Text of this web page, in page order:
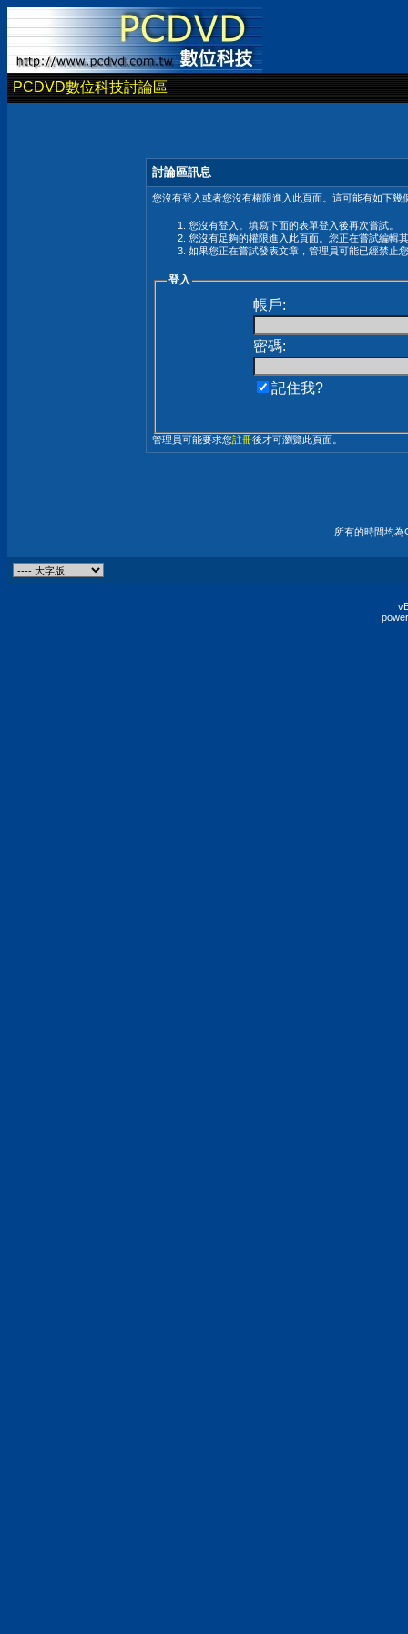
PCDVD數位科技討論區
討論區訊息
您沒有登入或者您沒有權限進入此頁面。這可能有如下幾
您沒有登入。填寫下面的表單登入後再次嘗試。
您沒有足夠的權限進入此頁面。您正在嘗試編輯
如果您正在嘗試發表文章，管理員可能已經禁止
登入
帳戶:
密碼:
記住我?
管理員可能要求您註冊後才可瀏覽此頁面。
所有的時間均為